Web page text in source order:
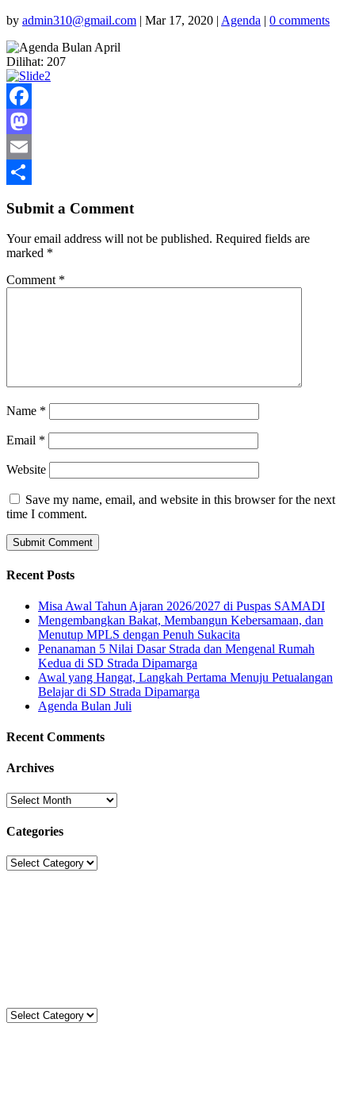
by admin310@gmail.com | Mar 17, 2020 | Agenda | 0 comments
Dilihat: 207
Facebook
Mastodon
Email
Submit a Comment
Your email address will not be published. Required fields are
marked *
Comment *
Name *
Email *
Website
Save my name, email, and website in this browser for the next
time I comment.
Recent Posts
Misa Awal Tahun Ajaran 2026/2027 di Puspas SAMADI
Mengembangkan Bakat, Membangun Kebersamaan, dan
Menutup MPLS dengan Penuh Sukacita
Penanaman 5 Nilai Dasar Strada dan Mengenal Rumah
Kedua di SD Strada Dipamarga
Awal yang Hangat, Langkah Pertama Menuju Petualangan
Belajar di SD Strada Dipamarga
Agenda Bulan Juli
Recent Comments
Archives
Archives
Categories
Categories
Kategori